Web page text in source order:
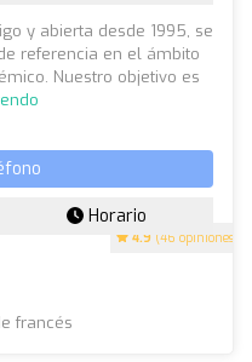
4.9 (46 opiniones)
y abierta desde 1995, se
referencia en el ámbito
Nuestro objetivo es
Horario
francés